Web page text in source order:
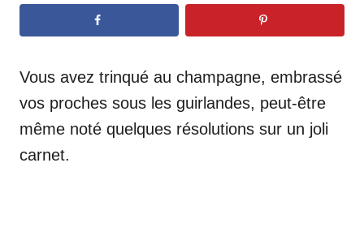
Vous avez trinqué au champagne, embrassé
vos proches sous les guirlandes, peut-être
même noté quelques résolutions sur un joli
carnet.